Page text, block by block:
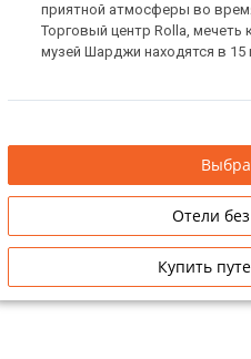
приятной атмосферы во
Торговый центр Rolla,
музей Шарджи находятся в 15
Отели
Купить